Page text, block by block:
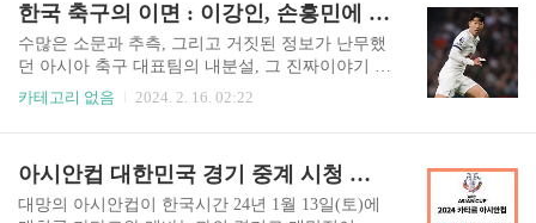
리 (기본 15만원)구분지급 금액기본 (전 국민)..
하는 첫 번째 방법을 작성해 보았습니다. 이 글을
읽고 나면 간단하게 자신만의 워드프레스 블로그
를 하나 뚝딱 만드실 수 있을 겁니다. 그럼 시작해
볼까요? 1단계 : 도메인 이름 선택 하기 블로그 콘
텐츠를 반영하고 기억하기 쉬운 도메인 이름을 선
만들기를 추천합니다. 가성비 도메인 구입 사이트
는 네임칩(https://www.n..
한국 축구의 이면 : 이강인, 손흥민에 주먹질 사태 진실 총 정리
수많은 소문과 추측, 그리고 거짓된 정보가 난무했
던 아시아 축구 대표팀의 내분설, 그 진짜이야기 그
날의 진실이 확인되었습니다. 위르겐 클린스만 감
듯한 모습들이 보이면서 많은 분들이 분개하셨고,
선수들 사이를 이간질하는 게 아니냐는 말들이 오
카테고리 없음 2024. 2. 16. 02:22
아시안컵 대한민국 경기 중계 시청 방법 및 일정 알아보기
대망의 아시안컵이 한국시간 24년 1월 13일(토)에